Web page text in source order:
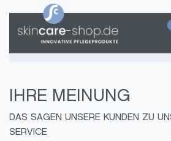
IHRE MEINUNG
DAS SAGEN UNSERE KUNDEN ZU
SERVICE